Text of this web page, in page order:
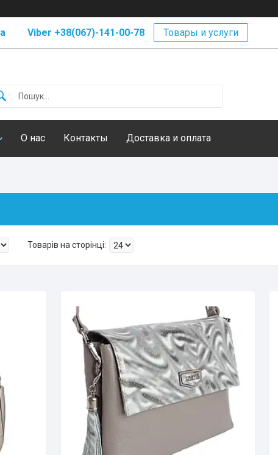
Viber +38(067)-141-00-78 Товары и услуги
О нас Контакты Доставка и оплата